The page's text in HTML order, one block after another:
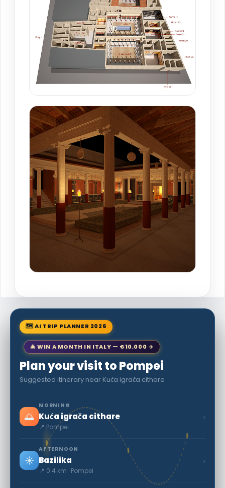
🗺 AI TRIP PLANNER 2026
🎄 WIN A MONTH IN ITALY — €10,000 →
Plan your visit to Pompei
Suggested itinerary near Kuća igrača cithare
🌅
MORNING
Kuća igrača cithare
📍 Pompei
›
☀️
AFTERNOON
Bazilika
📍 0.4 km · Pompei
›